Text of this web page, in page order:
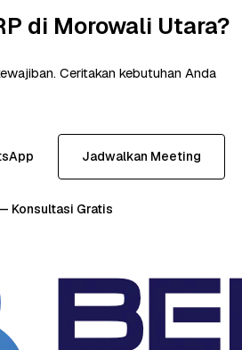
di Morowali Utara?
Ceritakan kebutuhan Anda
Jadwalkan Meeting
Konsultasi Gratis